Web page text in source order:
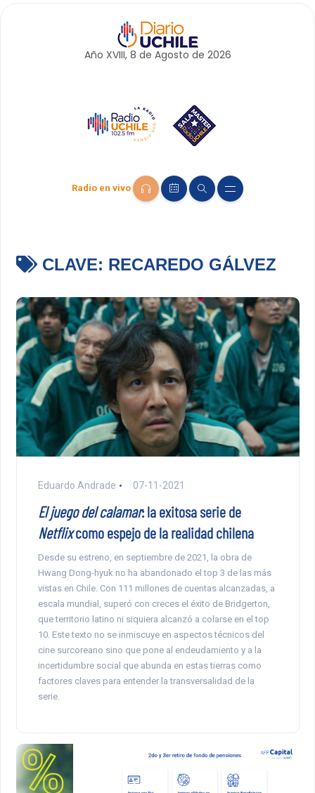
Año XVIII, 8 de Agosto de 2026
Radio en vivo
CLAVE: RECAREDO GÁLVEZ
Eduardo Andrade 07-11-2021
El juego del calamar: la exitosa serie de
Netflixcomo espejo de la realidad chilena
Desde su estreno, en septiembre de 2021, la obra de
Hwang Dong-hyuk no ha abandonado el top 3 de las más
vistas en Chile. Con 111 millones de cuentas alcanzadas, a
escala mundial, superó con creces el éxito de Bridgerton,
que territorio latino ni siquiera alcanzó a colarse en el top
10. Este texto no se inmiscuye en aspectos técnicos del
cine surcoreano sino que pone al endeudamiento y a la
incertidumbre social que abunda en estas tierras como
factores claves para entender la transversalidad de la
serie.